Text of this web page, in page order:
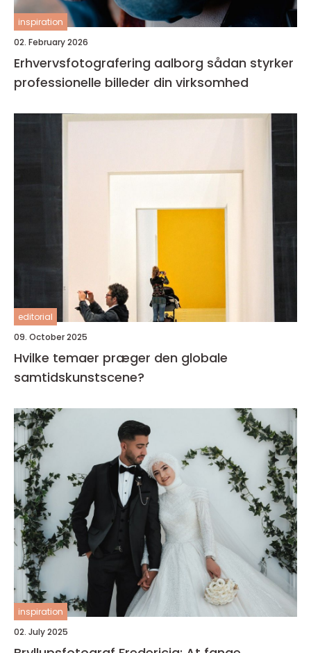
inspiration
02. February 2026
Erhvervsfotografering aalborg sådan styrker
professionelle billeder din virksomhed
editorial
09. October 2025
Hvilke temaer præger den globale
samtidskunstscene?
inspiration
02. July 2025